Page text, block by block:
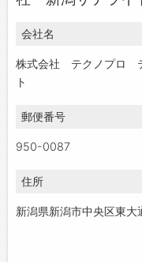
会社名
株式会社 テクノプロ
ト
郵便番号
950-0087
住所
新潟県新潟市中央区東